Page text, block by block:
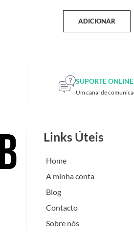
ADICIONAR
SUPORTE ONLINE
Um canal de
Links Úteis
Home
A minha conta
Blog
Contacto
Sobre nós